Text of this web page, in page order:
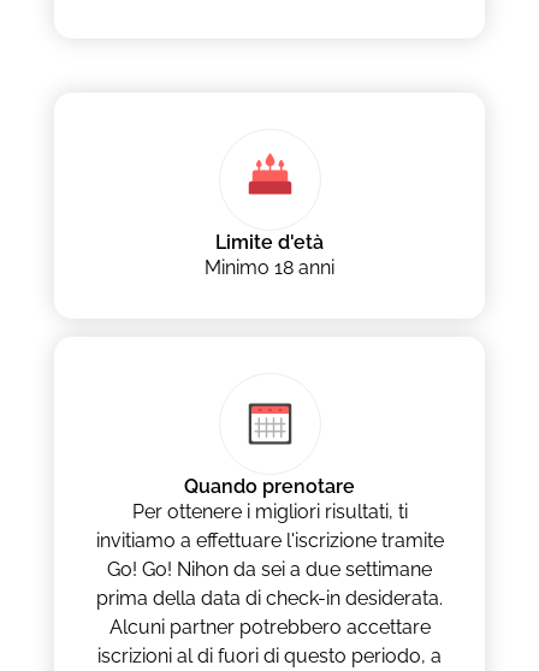
Limite d'età
Minimo 18 anni
Quando prenotare
Per ottenere i migliori risultati, ti
invitiamo a effettuare l'iscrizione tramite
Go! Go! Nihon da sei a due settimane
prima della data di check-in desiderata.
Alcuni partner potrebbero accettare
iscrizioni al di fuori di questo periodo, a